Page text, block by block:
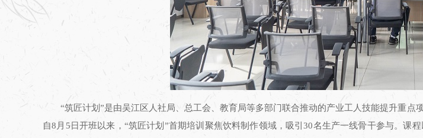
“筑匠计划”是由吴江区人社局、总工会、教育局等多部门联合推动的产业工人技能提升重
自8月5日开班以来，“筑匠计划”首期培训聚焦饮料制作领域，吸引30名生产一线骨干参与。